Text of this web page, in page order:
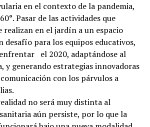
en el contexto de la pandemia,
Pasar de las actividades que
realizan en el jardín a un espacio
para los equipos educativos,
el 2020, adaptándose al
y generando estrategias innovadoras
con los párvulos a
no será muy distinta al
aún persiste, por lo que la